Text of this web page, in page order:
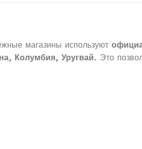
магазины используют
Колумбия, Уругвай. Это